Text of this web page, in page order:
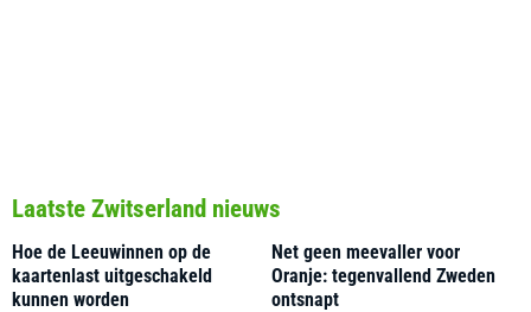
Laatste Zwitserland nieuws
Hoe de Leeuwinnen op de
kaartenlast uitgeschakeld
kunnen worden
Net geen meevaller voor
Oranje: tegenvallend Zweden
ontsnapt